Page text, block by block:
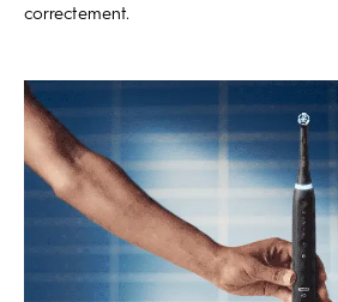
correctement.